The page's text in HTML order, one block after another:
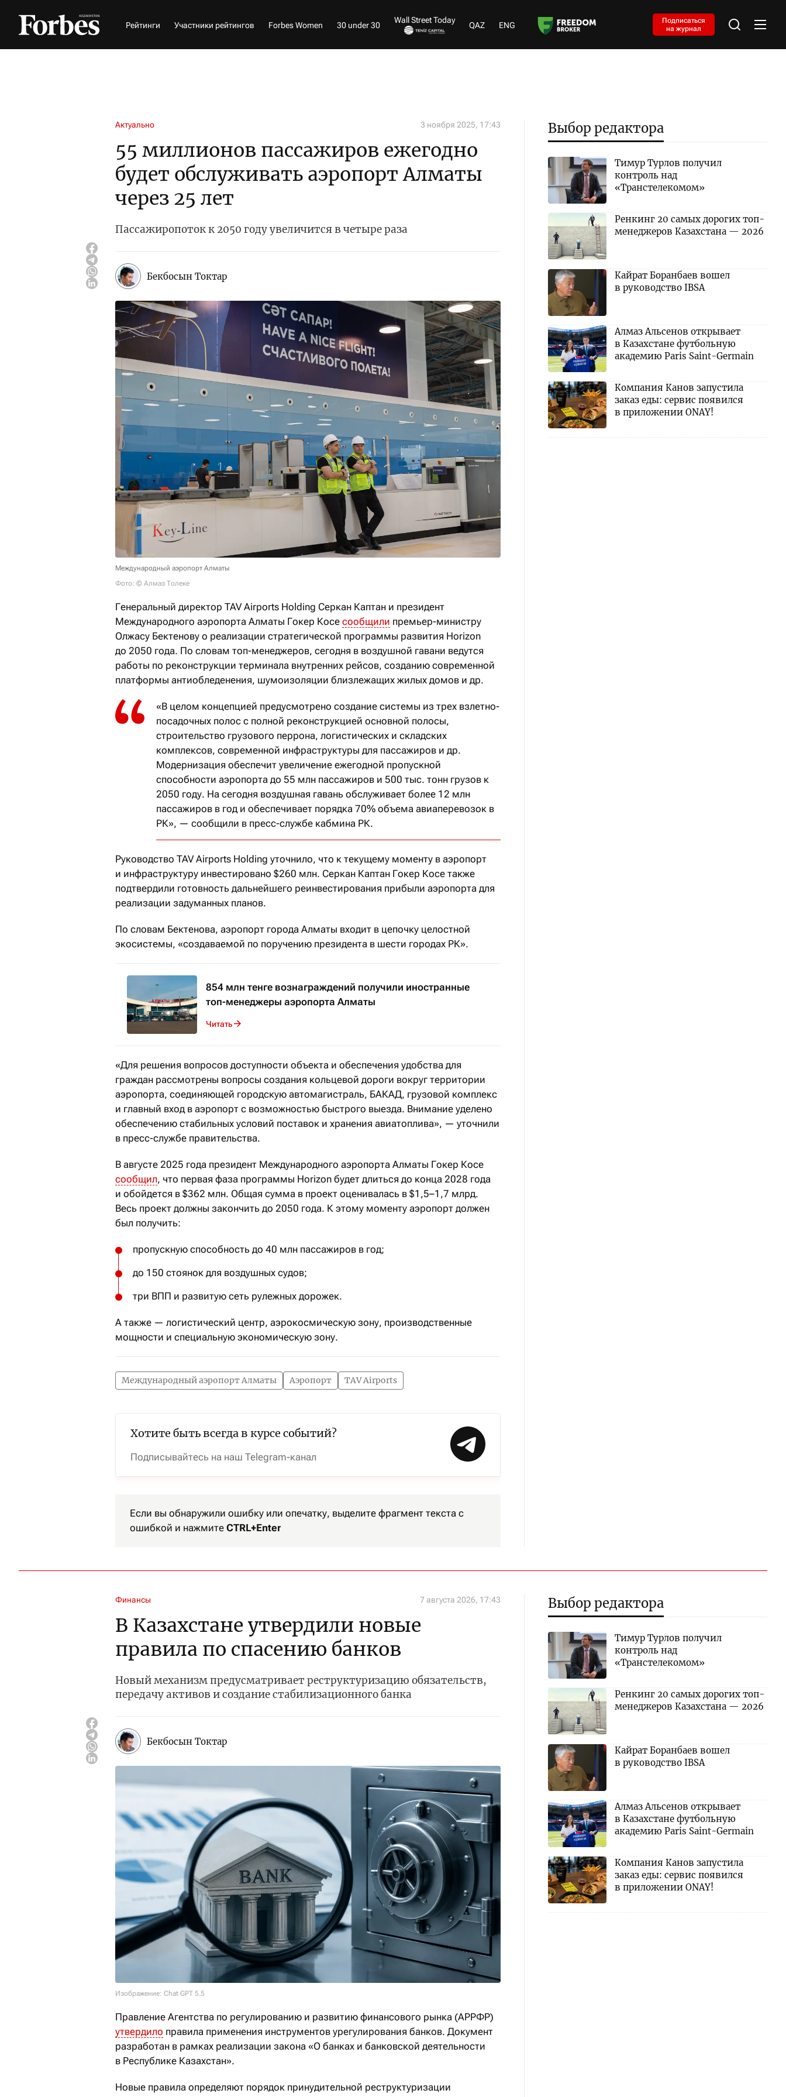
Рейтинги Участники рейтингов Forbes Women 30 under 30
Wall Street Today
QAZ ENG
Подписаться
на журнал
Актуально 3 ноября 2025, 17:43
55 миллионов пассажиров ежегодно
будет обслуживать аэропорт Алматы
через 25 лет
Пассажиропоток к 2050 году увеличится в четыре раза
Бекбосын Токтар
Международный аэропорт Алматы
Фото: © Алмаз Толеке
Генеральный директор TAV Airports Holding Серкан Каптан и президент
Международного аэропорта Алматы Гокер Косе сообщили премьер-министру
Олжасу Бектенову о реализации стратегической программы развития Horizon
до 2050 года. По словам топ-менеджеров, сегодня в воздушной гавани ведутся
работы по реконструкции терминала внутренних рейсов, созданию современной
платформы антиобледенения, шумоизоляции близлежащих жилых домов и др.
«В целом концепцией предусмотрено создание системы из трех взлетно-
посадочных полос с полной реконструкцией основной полосы,
строительство грузового перрона, логистических и складских
комплексов, современной инфраструктуры для пассажиров и др.
Модернизация обеспечит увеличение ежегодной пропускной
способности аэропорта до 55 млн пассажиров и 500 тыс. тонн грузов к
2050 году. На сегодня воздушная гавань обслуживает более 12 млн
пассажиров в год и обеспечивает порядка 70% объема авиаперевозок в
РК», — сообщили в пресс-службе кабмина РК.
Руководство TAV Airports Holding уточнило, что к текущему моменту в аэропорт
и инфраструктуру инвестировано $260 млн. Серкан Каптан Гокер Косе также
подтвердили готовность дальнейшего реинвестирования прибыли аэропорта для
реализации задуманных планов.
По словам Бектенова, аэропорт города Алматы входит в цепочку целостной
экосистемы, «создаваемой по поручению президента в шести городах РК».
854 млн тенге вознаграждений получили иностранные
топ-менеджеры аэропорта Алматы
Читать
«Для решения вопросов доступности объекта и обеспечения удобства для
граждан рассмотрены вопросы создания кольцевой дороги вокруг территории
аэропорта, соединяющей городскую автомагистраль, БАКАД, грузовой комплекс
и главный вход в аэропорт с возможностью быстрого выезда. Внимание уделено
обеспечению стабильных условий поставок и хранения авиатоплива», — уточнили
в пресс-службе правительства.
В августе 2025 года президент Международного аэропорта Алматы Гокер Косе
сообщил, что первая фаза программы Horizon будет длиться до конца 2028 года
и обойдется в $362 млн. Общая сумма в проект оценивалась в $1,5–1,7 млрд.
Весь проект должны закончить до 2050 года. К этому моменту аэропорт должен
был получить:
пропускную способность до 40 млн пассажиров в год;
до 150 стоянок для воздушных судов;
три ВПП и развитую сеть рулежных дорожек.
А также — логистический центр, аэрокосмическую зону, производственные
мощности и специальную экономическую зону.
Международный аэропорт Алматы Аэропорт TAV Airports
Хотите быть всегда в курсе событий?
Подписывайтесь на наш Telegram-канал
Если вы обнаружили ошибку или опечатку, выделите фрагмент текста с
ошибкой и нажмите CTRL+Enter
Выбор редактора
Тимур Турлов получил
контроль над
«Транстелекомом»
Ренкинг 20 самых дорогих топ-
менеджеров Казахстана — 2026
Кайрат Боранбаев вошел
в руководство IBSA
Алмаз Альсенов открывает
в Казахстане футбольную
академию Paris Saint-Germain
Компания Канов запустила
заказ еды: сервис появился
в приложении ONAY!
Финансы 7 августа 2026, 17:43
В Казахстане утвердили новые
правила по спасению банков
Новый механизм предусматривает реструктуризацию обязательств,
передачу активов и создание стабилизационного банка
Бекбосын Токтар
Изображение: Chat GPT 5.5
Правление Агентства по регулированию и развитию финансового рынка (АРРФР)
утвердило правила применения инструментов урегулирования банков. Документ
разработан в рамках реализации закона «О банках и банковской деятельности
в Республике Казахстан».
Новые правила определяют порядок принудительной реструктуризации
Выбор редактора
Тимур Турлов получил
контроль над
«Транстелекомом»
Ренкинг 20 самых дорогих топ-
менеджеров Казахстана — 2026
Кайрат Боранбаев вошел
в руководство IBSA
Алмаз Альсенов открывает
в Казахстане футбольную
академию Paris Saint-Germain
Компания Канов запустила
заказ еды: сервис появился
в приложении ONAY!